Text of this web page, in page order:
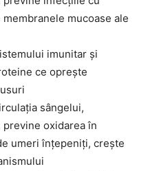
mucoase ale
imunitar și
ce oprește
sângelui,
previne oxidarea în
umeri înțepeniți, crește